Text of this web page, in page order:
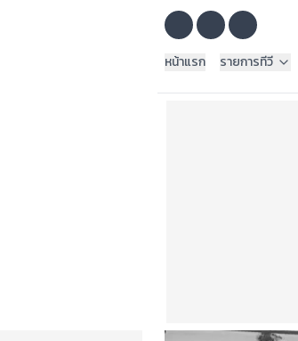
หน้าแรก
รายการทีวี